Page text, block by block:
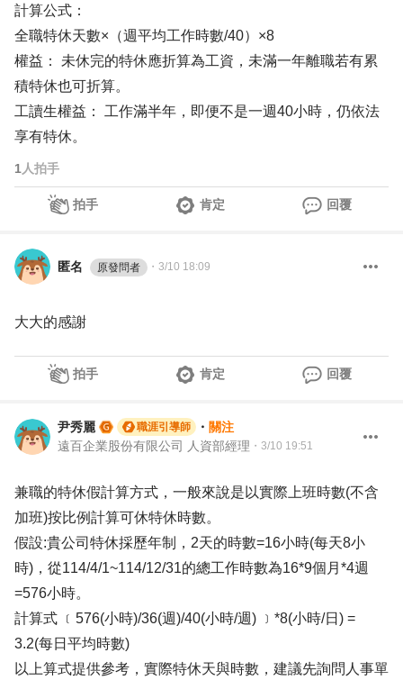
計算公式：
全職特休天數×（週平均工作時數/40）×8
權益： 未休完的特休應折算為工資，未滿一年離職若有累
積特休也可折算。
工讀生權益： 工作滿半年，即便不是一週40小時，仍依法
享有特休。
1 人拍手
拍手 肯定 回覆
匿名 原發問者 ・ 3/10 18:09
大大的感謝
拍手 肯定 回覆
尹秀麗 職涯引導師 ・ 關注
遠百企業股份有限公司 人資部經理 ・ 3/10 19:51
兼職的特休假計算方式，一般來說是以實際上班時數(不含
加班)按比例計算可休特休時數。
假設:貴公司特休採歷年制，2天的時數=16小時(每天8小
時)，從114/4/1~114/12/31的總工作時數為16*9個月*4週
=576小時。
計算式 ﹝576(小時)/36(週)/40(小時/週) ﹞*8(小時/日) =
3.2(每日平均時數)
以上算式提供參考，實際特休天與時數，建議先詢問人事單